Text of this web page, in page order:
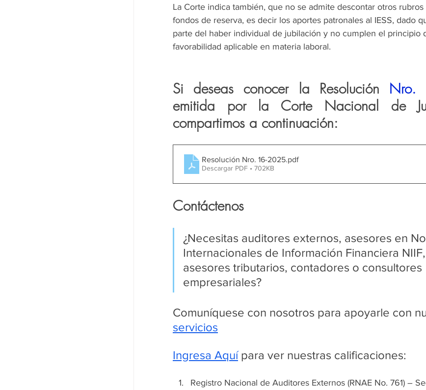
La Corte indica también, que no se admite descontar otros rubros
fondos de reserva, es decir los aportes patronales al IESS, dado
parte del haber individual de jubilación y no cumplen el principio
favorabilidad aplicable en materia laboral.
Si deseas conocer la Resolución
emitida por la Corte Nacional de
compartimos a continuación:
Resolución Nro. 16-2025.pdf
Descargar PDF • 702KB
Contáctenos
¿Necesitas auditores externos, asesores en
Internacionales de Información Financiera NIIF,
asesores tributarios, contadores o consultores
empresariales?
Comuníquese con nosotros para apoyarle con
servicios
Ingresa Aquí para ver nuestras calificaciones:
Registro Nacional de Auditores Externos (RNAE No. 761) –